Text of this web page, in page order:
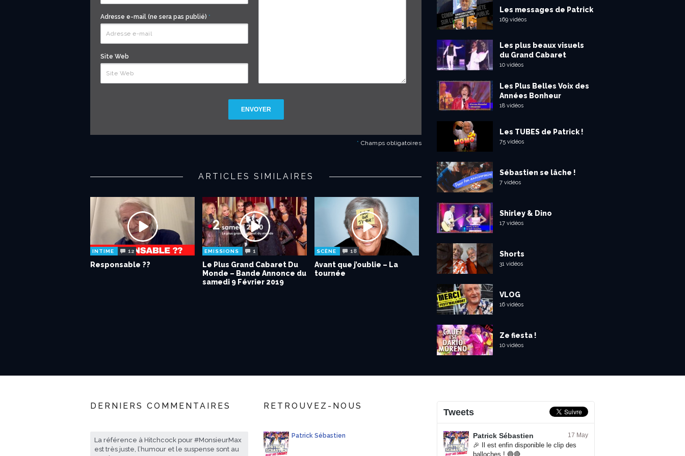
Adresse e-mail (ne sera pas publié) *
Site Web
ENVOYER
* Champs obligatoires
ARTICLES SIMILAIRES
INTIME 12
Responsable ??
EMISSIONS 1
Le Plus Grand Cabaret Du
Monde – Bande Annonce du
samedi 9 Février 2019
SCÈNE 18
Avant que j’oublie – La
tournée
Les messages de Patrick
169 vidéos
Les plus beaux visuels
du Grand Cabaret
10 vidéos
Les Plus Belles Voix des
Années Bonheur
18 vidéos
Les TUBES de Patrick !
75 vidéos
Sébastien se lâche !
7 vidéos
Shirley & Dino
17 vidéos
Shorts
31 vidéos
VLOG
16 vidéos
Ze fiesta !
10 vidéos
DERNIERS COMMENTAIRES
La référence à Hitchcock pour #MonsieurMax
est très juste, l’humour et le suspense sont au
RETROUVEZ-NOUS
Patrick Sébastien
Tweets
Patrick Sébastien 17 May
🎉 Il est enfin disponible le clip des
balloches ! 🔵🔴